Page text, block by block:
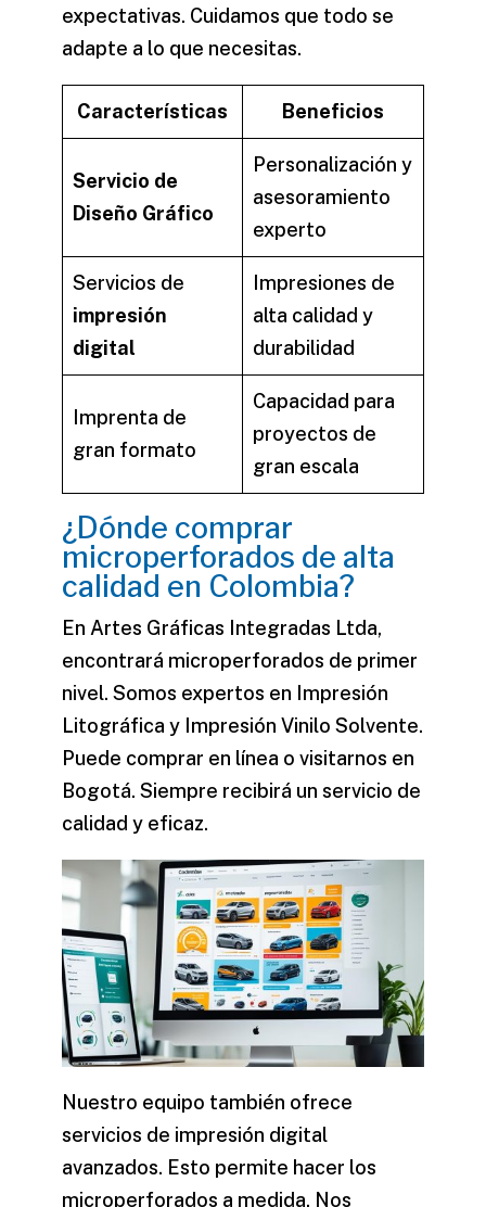
expectativas. Cuidamos que todo se
adapte a lo que necesitas.
Características Beneficios
Servicio de
Diseño Gráfico
Personalización y
asesoramiento
experto
Servicios de
impresión
digital
Impresiones de
alta calidad y
durabilidad
Imprenta de
gran formato
Capacidad para
proyectos de
gran escala
¿Dónde comprar
microperforados de alta
calidad en Colombia?
En Artes Gráficas Integradas Ltda,
encontrará microperforados de primer
nivel. Somos expertos en Impresión
Litográfica y Impresión Vinilo Solvente.
Puede comprar en línea o visitarnos en
Bogotá. Siempre recibirá un servicio de
calidad y eficaz.
Nuestro equipo también ofrece
servicios de impresión digital
avanzados. Esto permite hacer los
microperforados a medida. Nos